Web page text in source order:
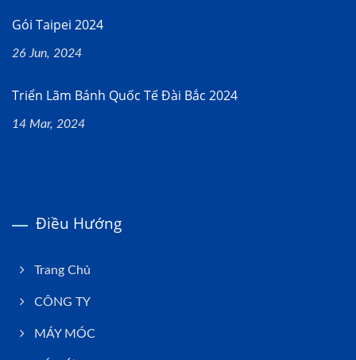
Gói Taipei 2024
26 Jun, 2024
Triển Lãm Bánh Quốc Tế Đài Bắc 2024
14 Mar, 2024
Điều Hướng
Trang Chủ
CÔNG TY
MÁY MÓC